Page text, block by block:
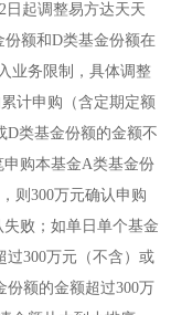
日起调整易方达天天
份额和D类基金份额在
业务限制，具体调整
计申购（含定期定额
D类基金份额的金额不
申购本基金A类基金份
则300万元确认申购
败；如单日单个基金
过300万元（不含）或
份额的金额超过300万